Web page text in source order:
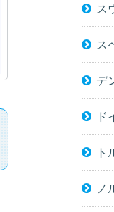
ス
ス
デ
ド
ト
ノ